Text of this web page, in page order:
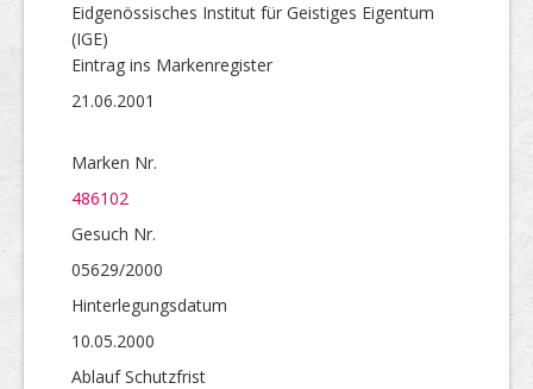
Eidgenössisches Institut für Geistiges Eigentum
(IGE)
Eintrag ins Markenregister
21.06.2001
Marken Nr.
486102
Gesuch Nr.
05629/2000
Hinterlegungs­datum
10.05.2000
Ablauf Schutzfrist